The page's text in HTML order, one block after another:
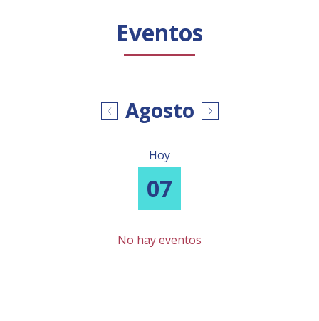
Eventos
Agosto
Hoy
07
No hay eventos